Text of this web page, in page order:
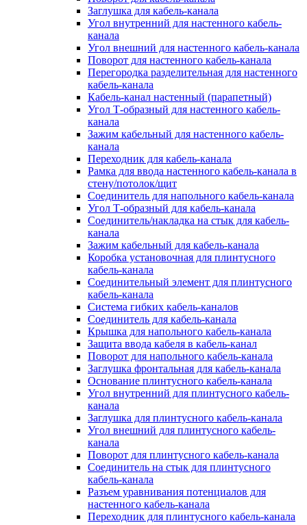
Заглушка для кабель-канала
Угол внутренний для настенного кабель-
канала
Угол внешний для настенного кабель-канала
Поворот для настенного кабель-канала
Перегородка разделительная для настенного
кабель-канала
Кабель-канал настенный (парапетный)
Угол Т-образный для настенного кабель-
канала
Зажим кабельный для настенного кабель-
канала
Переходник для кабель-канала
Рамка для ввода настенного кабель-канала в
стену/потолок/щит
Соединитель для напольного кабель-канала
Угол Т-образный для кабель-канала
Соединитель/накладка на стык для кабель-
канала
Зажим кабельный для кабель-канала
Коробка установочная для плинтусного
кабель-канала
Соединительный элемент для плинтусного
кабель-канала
Система гибких кабель-каналов
Соединитель для кабель-канала
Крышка для напольного кабель-канала
Защита ввода кабеля в кабель-канал
Поворот для напольного кабель-канала
Заглушка фронтальная для кабель-канала
Основание плинтусного кабель-канала
Угол внутренний для плинтусного кабель-
канала
Заглушка для плинтусного кабель-канала
Угол внешний для плинтусного кабель-
канала
Поворот для плинтусного кабель-канала
Соединитель на стык для плинтусного
кабель-канала
Разъем уравнивания потенциалов для
настенного кабель-канала
Переходник для плинтусного кабель-канала